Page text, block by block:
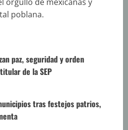
poblana.
paz, seguridad y orden
de la SEP
tras festejos patrios,